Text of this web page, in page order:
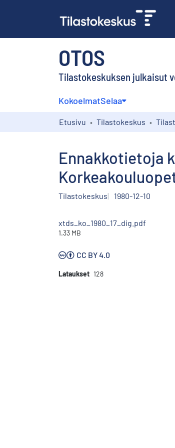
OTOS
Tilastokeskuksen julkaisut
KokoelmatSelaa
Etusivu Tilastokeskus
Ennakkotietoja
Tilastokeskus 1980-12-10
xtds_ko_1980_17_dig.pdf
1.33 MB
CC BY 4.0
Lataukset 128